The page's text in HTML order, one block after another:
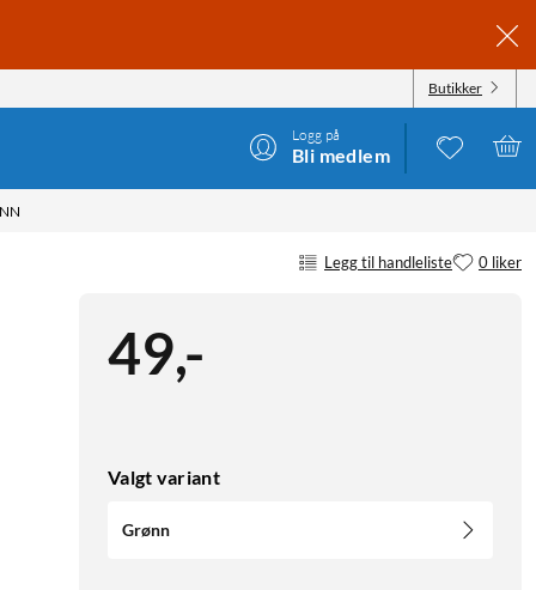
Butikker
Logg på
Bli medlem
Legg til handleliste 0 liker
49,-
Valgt variant
Grønn